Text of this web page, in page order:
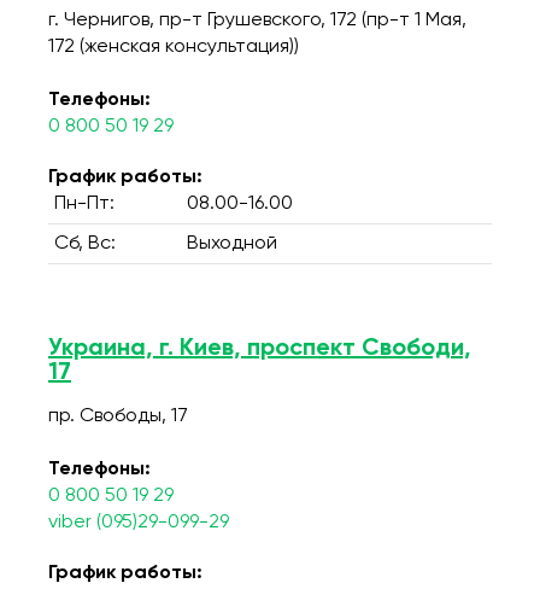
г. Чернигов, пр-т Грушевского, 172 (пр-т 1 Мая,
172 (женская консультация))
Телефоны:
0 800 50 19 29
График работы:
Пн-Пт:
08.00-16.00
Сб, Вс: Выходной
Украина, г. Киев, проспект Свободи,
17
пр. Свободы, 17
Телефоны:
0 800 50 19 29
viber (095)29-099-29
График работы: